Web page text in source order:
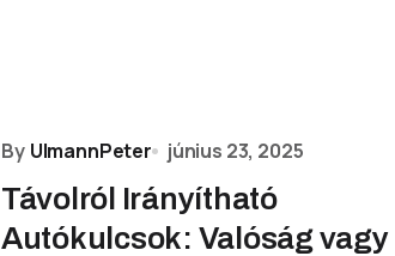
By UlmannPeter június 23, 2025
Távolról Irányítható
Autókulcsok: Valóság vagy